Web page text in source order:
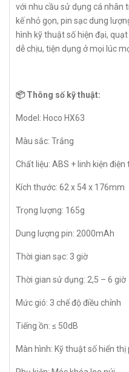
với nhu cầu sử dụng cá nhân
kế nhỏ gọn, pin sạc dung
hình kỹ thuật số hiện đại,
dễ chịu, tiện dụng ở mọi lúc
📦 Thông số kỹ thuật:
Model: Hoco HX63
Màu sắc: Trắng
Chất liệu: ABS + linh kiện điện
Kích thước: 62 x 54 x 176mm
Trọng lượng: 165g
Dung lượng pin: 2000mAh
Thời gian sạc: 3 giờ
Thời gian sử dụng: 2,5 – 6 giờ
Mức gió: 3 chế độ điều chỉnh
Tiếng ồn: ≤ 50dB
Màn hình: Kỹ thuật số hiển thị